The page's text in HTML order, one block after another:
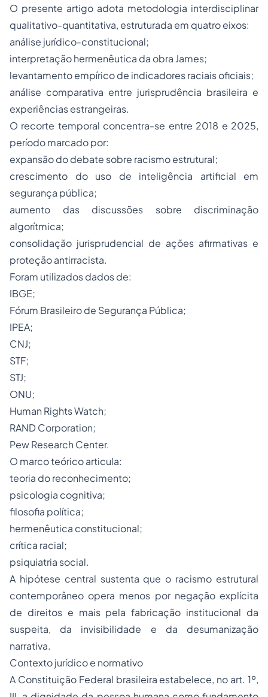
O presente artigo adota metodologia interdisciplinar
qualitativo-quantitativa, estruturada em quatro eixos:
análise jurídico-constitucional;
interpretação hermenêutica da obra James;
levantamento empírico de indicadores raciais oficiais;
análise comparativa entre jurisprudência brasileira e
experiências estrangeiras.
O recorte temporal concentra-se entre 2018 e 2025,
período marcado por:
expansão do debate sobre racismo estrutural;
crescimento do uso de inteligência artificial em
segurança pública;
aumento das discussões sobre discriminação
algorítmica;
consolidação jurisprudencial de ações afirmativas e
proteção antirracista.
Foram utilizados dados de:
IBGE;
Fórum Brasileiro de Segurança Pública;
IPEA;
CNJ;
STF;
STJ;
ONU;
Human Rights Watch;
RAND Corporation;
Pew Research Center.
O marco teórico articula:
teoria do reconhecimento;
psicologia cognitiva;
filosofia política;
hermenêutica constitucional;
crítica racial;
psiquiatria social.
A hipótese central sustenta que o racismo estrutural
contemporâneo opera menos por negação explícita
de direitos e mais pela fabricação institucional da
suspeita, da invisibilidade e da desumanização
narrativa.
Contexto jurídico e normativo
A Constituição Federal brasileira estabelece, no art. 1º,